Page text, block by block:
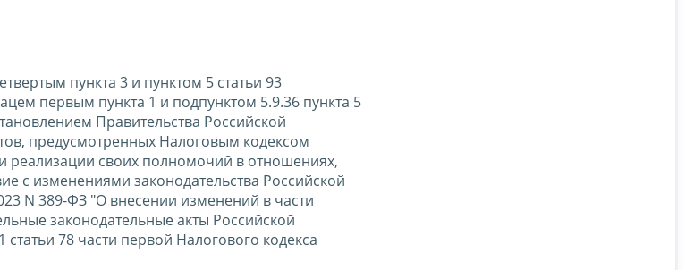
пункта 3 и пунктом 5 статьи 93
первым пункта 1 и подпунктом 5.9.36 пункта 5
Правительства Российской
предусмотренных Налоговым кодексом
своих полномочий в отношениях,
с изменениями законодательства Российской
N 389-ФЗ "О внесении изменений в части
законодательные акты Российской
78 части первой Налогового кодекса